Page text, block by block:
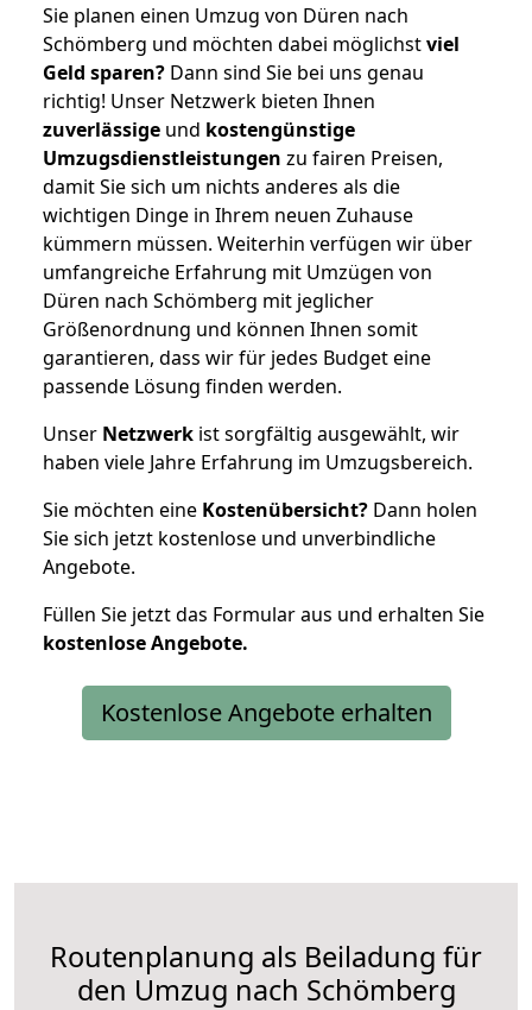
Sie planen einen Umzug von Düren nach
Schömberg und möchten dabei möglichstviel
Geld sparen? Dann sind Sie bei uns genau
richtig! Unser Netzwerk bieten Ihnen
zuverlässige und kostengünstige
Umzugsdienstleistungen zu fairen Preisen,
damit Sie sich um nichts anderes als die
wichtigen Dinge in Ihrem neuen Zuhause
kümmern müssen. Weiterhin verfügen wir über
umfangreiche Erfahrung mit Umzügen von
Düren nach Schömberg mit jeglicher
Größenordnung und können Ihnen somit
garantieren, dass wir für jedes Budget eine
passende Lösung finden werden.
Unser Netzwerk ist sorgfältig ausgewählt, wir
haben viele Jahre Erfahrung im Umzugsbereich.
Sie möchten eine Kostenübersicht? Dann holen
Sie sich jetzt kostenlose und unverbindliche
Angebote.
Füllen Sie jetzt das Formular aus und erhalten Sie
kostenloseAngebote.
Kostenlose Angebote erhalten
Routenplanung als Beiladung für
den Umzug nach Schömberg